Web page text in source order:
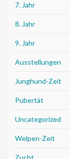
7. Jahr
8. Jahr
9. Jahr
Ausstellungen
Junghund-Zeit
Pubertät
Uncategorized
Welpen-Zeit
Zucht